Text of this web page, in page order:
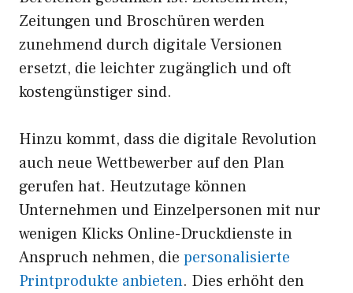
Zeitungen und Broschüren werden
zunehmend durch digitale Versionen
ersetzt, die leichter zugänglich und oft
kostengünstiger sind.
Hinzu kommt, dass die digitale Revolution
auch neue Wettbewerber auf den Plan
gerufen hat. Heutzutage können
Unternehmen und Einzelpersonen mit nur
wenigen Klicks Online-Druckdienste in
Anspruch nehmen, die personalisierte
Printprodukte anbieten. Dies erhöht den